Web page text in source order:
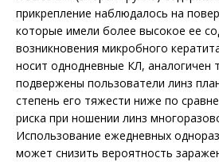
прикрепление наблюдалось на
которые имели более высокое ее
возникновения микробного
носит однодневные КЛ, аналогичен
подвержены пользователи линз
степень его тяжести ниже по
риска при ношении линз
Использование ежедневных
может снизить вероятность